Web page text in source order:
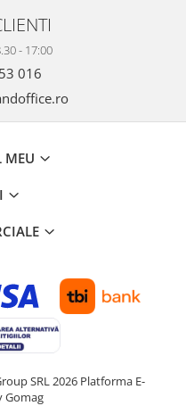
- 17:00
016
MEU
SRL 2026 Platforma E-
Gomag